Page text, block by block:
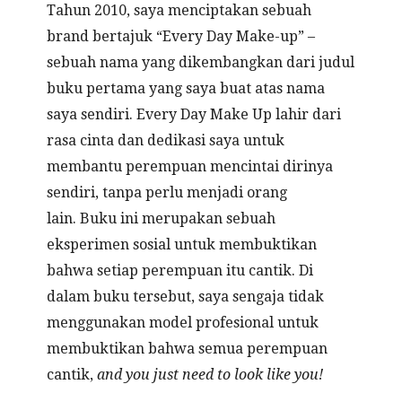
Tahun 2010, saya menciptakan sebuah
brand bertajuk “Every Day Make-up” –
sebuah nama yang dikembangkan dari judul
buku pertama yang saya buat atas nama
saya sendiri. Every Day Make Up lahir dari
rasa cinta dan dedikasi saya untuk
membantu perempuan mencintai dirinya
sendiri, tanpa perlu menjadi orang
lain. Buku ini merupakan sebuah
eksperimen sosial untuk membuktikan
bahwa setiap perempuan itu cantik. Di
dalam buku tersebut, saya sengaja tidak
menggunakan model profesional untuk
membuktikan bahwa semua perempuan
cantik,and you just need to look like you!